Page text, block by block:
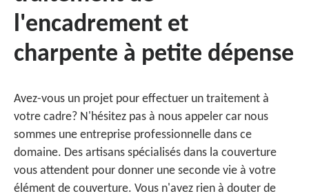
l'encadrement et
charpente à petite dépense
Avez-vous un projet pour effectuer un traitement à
votre cadre? N'hésitez pas à nous appeler car nous
sommes une entreprise professionnelle dans ce
domaine. Des artisans spécialisés dans la couverture
vous attendent pour donner une seconde vie à votre
élément de couverture. Vous n'avez rien à douter de